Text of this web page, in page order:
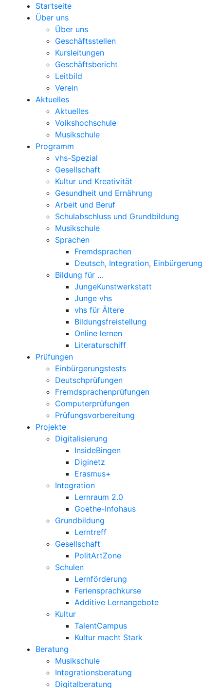
Startseite
Über uns
Über uns
Geschäftsstellen
Kursleitungen
Geschäftsbericht
Leitbild
Verein
Aktuelles
Aktuelles
Volkshochschule
Musikschule
Programm
vhs-Spezial
Gesellschaft
Kultur und Kreativität
Gesundheit und Ernährung
Arbeit und Beruf
Schulabschluss und Grundbildung
Musikschule
Sprachen
Fremdsprachen
Deutsch, Integration, Einbürgerung
Bildung für …
JungeKunstwerkstatt
Junge vhs
vhs für Ältere
Bildungsfreistellung
Online lernen
Literaturschiff
Prüfungen
Einbürgerungstests
Deutschprüfungen
Fremdsprachenprüfungen
Computerprüfungen
Prüfungsvorbereitung
Projekte
Digitalisierung
InsideBingen
Diginetz
Erasmus+
Integration
Lernraum 2.0
Goethe-Infohaus
Grundbildung
Lerntreff
Gesellschaft
PolitArtZone
Schulen
Lernförderung
Feriensprachkurse
Additive Lernangebote
Kultur
TalentCampus
Kultur macht Stark
Beratung
Musikschule
Integrationsberatung
Digitalberatung